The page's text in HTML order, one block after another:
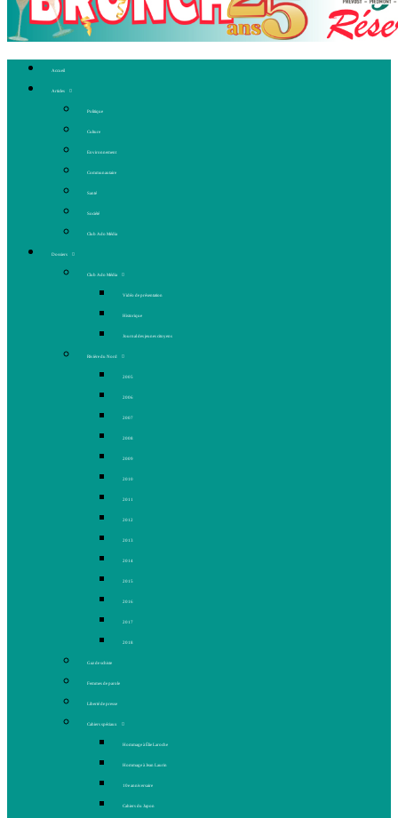
Accueil
Articles
Politique
Culture
Environnement
Communautaire
Santé
Société
Club Ado Média
Dossiers
Club Ado Média
Vidéo de présentation
Historique
Journal des jeunes citoyens
Rivière du Nord
2005
2006
2007
2008
2009
2010
2011
2012
2013
2014
2015
2016
2017
2018
Gaz de schiste
Femmes de parole
Liberté de presse
Cahiers spéciaux
Hommage à Élie Laroche
Hommage à Jean Laurin
10e anniversaire
Cahiers du Japon